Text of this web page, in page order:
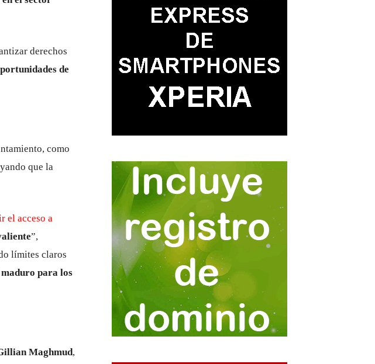
derechos
de
como
que la
el acceso a
”,
límites claros
para los
Maghmud,